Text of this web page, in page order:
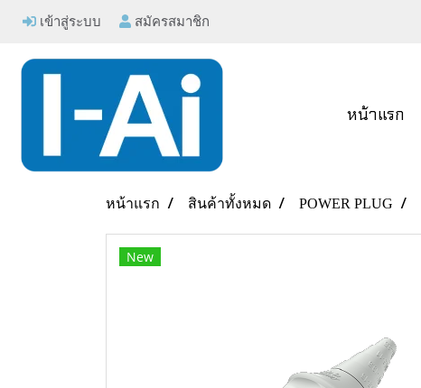
เข้าสู่ระบบ สมัครสมาชิก
หน้าแรก
หน้าแรก สินค้าทั้งหมด POWER PLUG
New